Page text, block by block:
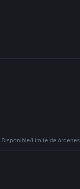
Disponible/Límite de órdenes